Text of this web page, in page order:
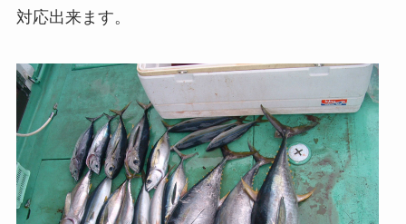
対応出来ます。